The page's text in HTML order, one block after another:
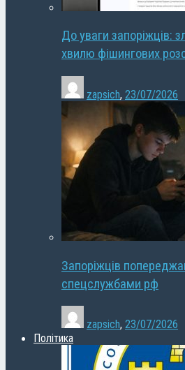
До уваги запоріжців:
хвилю фішингових
zapsich, 23/07/2026
Запоріжців
спецслужбами рф
zapsich, 23/07/2026
Політика